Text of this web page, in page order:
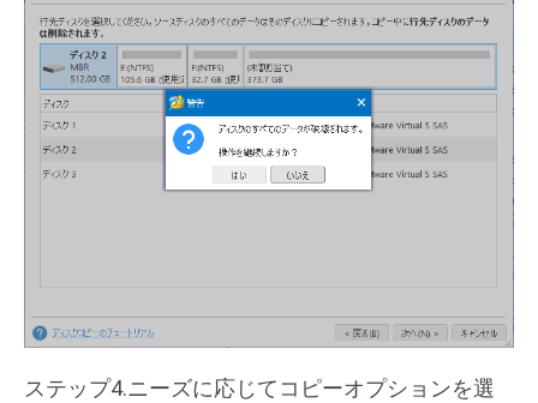
ステップ4.ニーズに応じてコピーオプションを選